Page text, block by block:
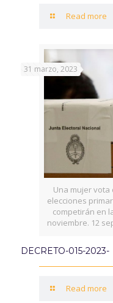
Read more
Una mujer vota
elecciones
competirán en
noviembre. 12
31 marzo, 2023
DECRETO-015-2023-
Read more